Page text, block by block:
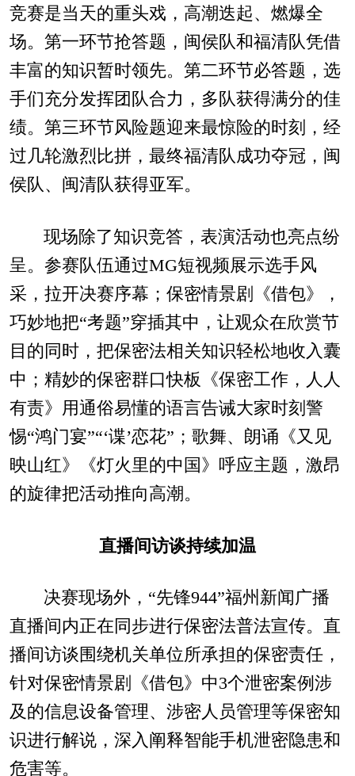
竞赛是当天的重头戏，高潮迭起、燃爆全
场。第一环节抢答题，闽侯队和福清队凭借
丰富的知识暂时领先。第二环节必答题，选
手们充分发挥团队合力，多队获得满分的佳
绩。第三环节风险题迎来最惊险的时刻，经
过几轮激烈比拼，最终福清队成功夺冠，闽
侯队、闽清队获得亚军。
现场除了知识竞答，表演活动也亮点纷
呈。参赛队伍通过MG短视频展示选手风
采，拉开决赛序幕；保密情景剧《借包》，
巧妙地把“考题”穿插其中，让观众在欣赏节
目的同时，把保密法相关知识轻松地收入囊
中；精妙的保密群口快板《保密工作，人人
有责》用通俗易懂的语言告诫大家时刻警
惕“鸿门宴”“‘谍’恋花”；歌舞、朗诵《又见
映山红》《灯火里的中国》呼应主题，激昂
的旋律把活动推向高潮。
直播间访谈持续加温
决赛现场外，“先锋944”福州新闻广播
直播间内正在同步进行保密法普法宣传。直
播间访谈围绕机关单位所承担的保密责任，
针对保密情景剧《借包》中3个泄密案例涉
及的信息设备管理、涉密人员管理等保密知
识进行解说，深入阐释智能手机泄密隐患和
危害等。